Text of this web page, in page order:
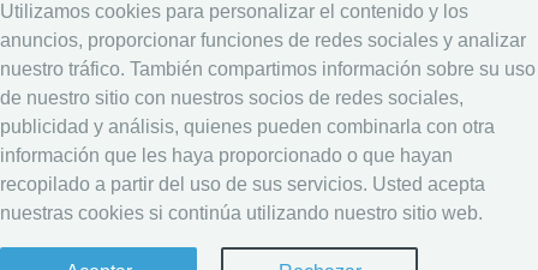
Descargar App
Widget de destinos
Aviso Legal
Política de Privacidad
Política de Cookies
Utilizamos cookies para personalizar el contenido y los
anuncios, proporcionar funciones de redes sociales y analizar
nuestro tráfico. También compartimos información sobre su uso
de nuestro sitio con nuestros socios de redes sociales,
publicidad y análisis, quienes pueden combinarla con otra
información que les haya proporcionado o que hayan
recopilado a partir del uso de sus servicios. Usted acepta
nuestras cookies si continúa utilizando nuestro sitio web.